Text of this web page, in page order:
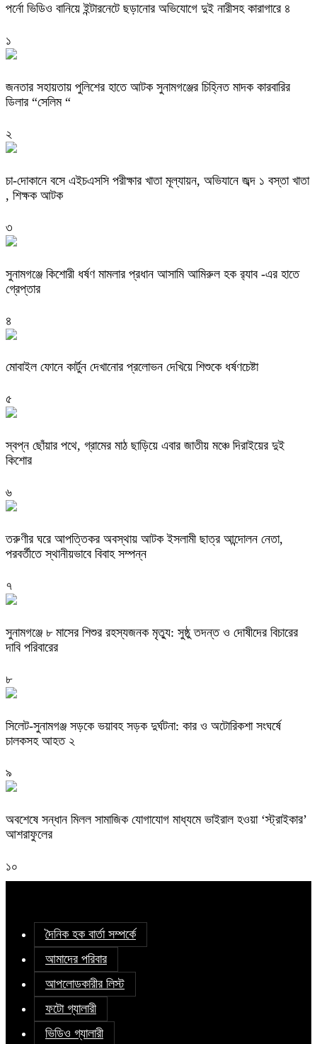
পর্নো ভিডিও বানিয়ে ইন্টারনেটে ছড়ানোর অভিযোগে দুই নারীসহ কারাগারে ৪
১
জনতার সহায়তায় পুলিশের হাতে আটক সুনামগঞ্জের চিহ্নিত মাদক কারবারির
ডিলার “সেলিম “
২
চা-দোকানে বসে এইচএসসি পরীক্ষার খাতা মূল্যায়ন, অভিযানে জব্দ ১ বস্তা খাতা
, শিক্ষক আটক
৩
‎সুনামগঞ্জে কিশোরী ধর্ষণ মামলার প্রধান আসামি আমিরুল হক র‌্যাব -এর হাতে
গ্রেপ্তার
৪
মোবাইল ফোনে কার্টুন দেখানোর প্রলোভন দেখিয়ে শিশুকে ধর্ষণচেষ্টা
৫
স্বপ্ন ছোঁয়ার পথে, গ্রামের মাঠ ছাড়িয়ে এবার জাতীয় মঞ্চে দিরাইয়ের দুই
কিশোর
৬
তরুণীর ঘরে আপত্তিকর অবস্থায় আটক ইসলামী ছাত্র আন্দোলন নেতা,
পরবর্তীতে স্থানীয়ভাবে বিবাহ সম্পন্ন
৭
সুনামগঞ্জে ৮ মাসের শিশুর রহস্যজনক মৃত্যু: সুষ্ঠু তদন্ত ও দোষীদের বিচারের
দাবি পরিবারের
৮
সিলেট-সুনামগঞ্জ সড়কে ভয়াবহ সড়ক দুর্ঘটনা: কার ও অটোরিকশা সংঘর্ষে
চালকসহ আহত ২
৯
অবশেষে সন্ধান মিলল সামাজিক যোগাযোগ মাধ্যমে ভাইরাল হওয়া ‘স্ট্রাইকার’
আশরাফুলের
১০
দৈনিক হক বার্তা সম্পর্কে
আমাদের পরিবার
আপলোডকারীর লিস্ট
ফটো গ্যালারী
ভিডিও গ্যালারী